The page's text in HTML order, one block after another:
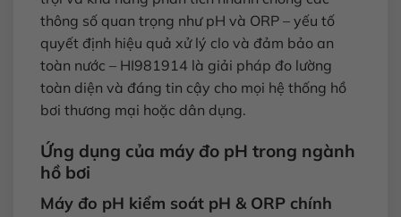
thông số quan trọng như pH và ORP – yếu tố
quyết định hiệu quả xử lý clo và đảm bảo an
toàn nước – HI981914 là giải pháp đo lường
toàn diện và đáng tin cậy cho mọi hệ thống hồ
bơi thương mại hoặc dân dụng.
Ứng dụng của máy đo pH trong ngành
hồ bơi
Máy đo pH kiểm soát pH & ORP chính